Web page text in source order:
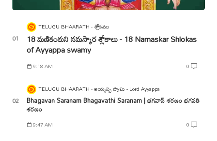
TELUGU BHAARATH శ్లోకము
18 మణికంఠుని నమస్కార శ్లోకాలు - 18 Namaskar Shlokas
of Ayyappa swamy
9:18 AM 0
TELUGU BHAARATH అయ్యప్ప స్వామి - Lord Ayyappa
Bhagavan Saranam Bhagavathi Saranam | భగవాన్ శరణం భగవతి
శరణం
9:47 AM 0